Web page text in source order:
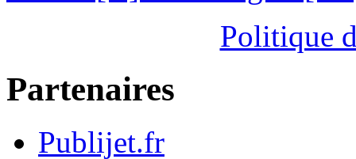
Politique
Partenaires
Publijet.fr